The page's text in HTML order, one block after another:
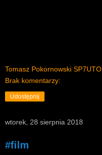
Tomasz Pokornowski SP7UTO
Brak komentarzy:
Udostępnij
wtorek, 28 sierpnia 2018
#film